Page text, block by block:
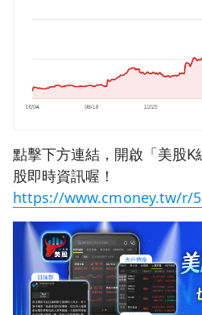
點擊下方連結，開啟「美股K
股即時資訊喔！
https://www.cmoney.tw/r/